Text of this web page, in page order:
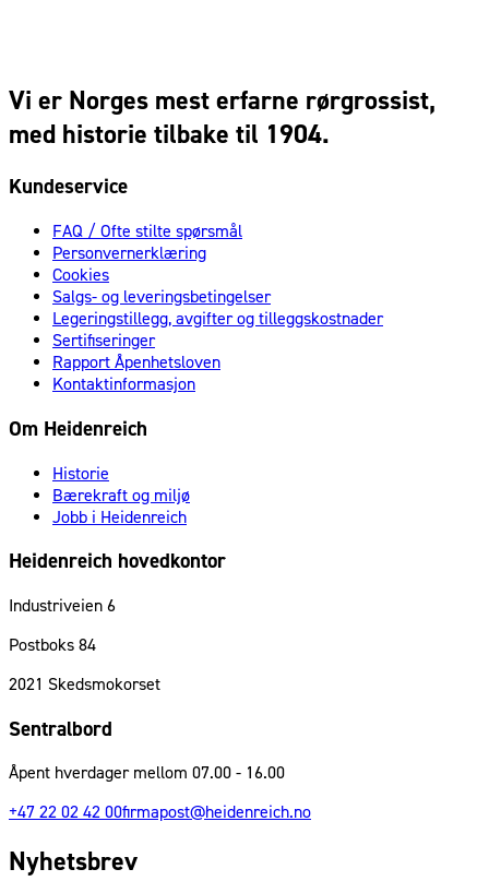
Vi er Norges mest erfarne rørgrossist,
med historie tilbake til 1904.
Kundeservice
FAQ / Ofte stilte spørsmål
Personvernerklæring
Cookies
Salgs- og leveringsbetingelser
Legeringstillegg, avgifter og tilleggskostnader
Sertifiseringer
Rapport Åpenhetsloven
Kontaktinformasjon
Om Heidenreich
Historie
Bærekraft og miljø
Jobb i Heidenreich
Heidenreich hovedkontor
Industriveien 6
Postboks 84
2021 Skedsmokorset
Sentralbord
Åpent hverdager mellom 07.00 - 16.00
+47 22 02 42 00firmapost@heidenreich.no
Nyhetsbrev